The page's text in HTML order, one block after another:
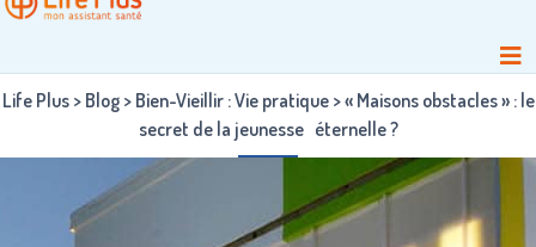
Life Plus> Blog> Bien-Vieillir : Vie pratique>« Maisons obstacles » : le
secret de la jeunesse éternelle ?